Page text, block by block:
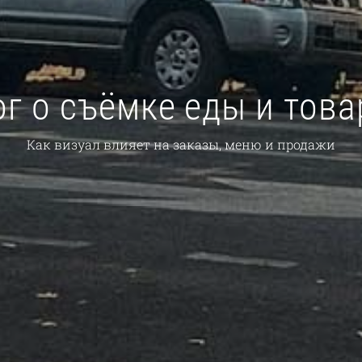
о съёмке еды и
Как визуал влияет на заказы, меню и продажи